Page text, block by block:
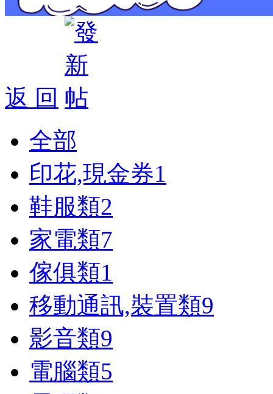
返 回
全部
印花,現金券1
鞋服類2
家電類7
傢俱類1
移動通訊,裝置類9
影音類9
電腦類5